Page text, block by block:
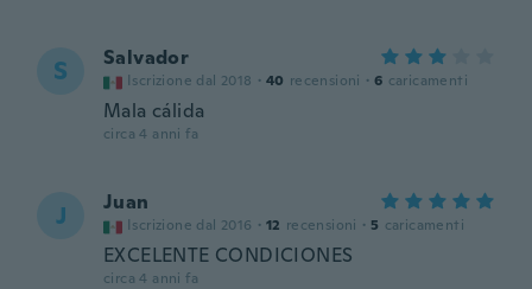
S Salvador
Iscrizione dal 2018 · 40 recensioni · 6 caricamenti
Mala cálida
circa 4 anni fa
J Juan
Iscrizione dal 2016 · 12 recensioni · 5 caricamenti
EXCELENTE CONDICIONES
circa 4 anni fa